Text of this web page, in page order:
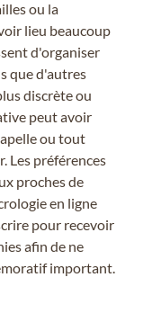
ou la
lieu beaucoup
d'organiser
que d'autres
discrète ou
peut avoir
ou tout
Les préférences
proches de
en ligne
pour recevoir
afin de ne
important.